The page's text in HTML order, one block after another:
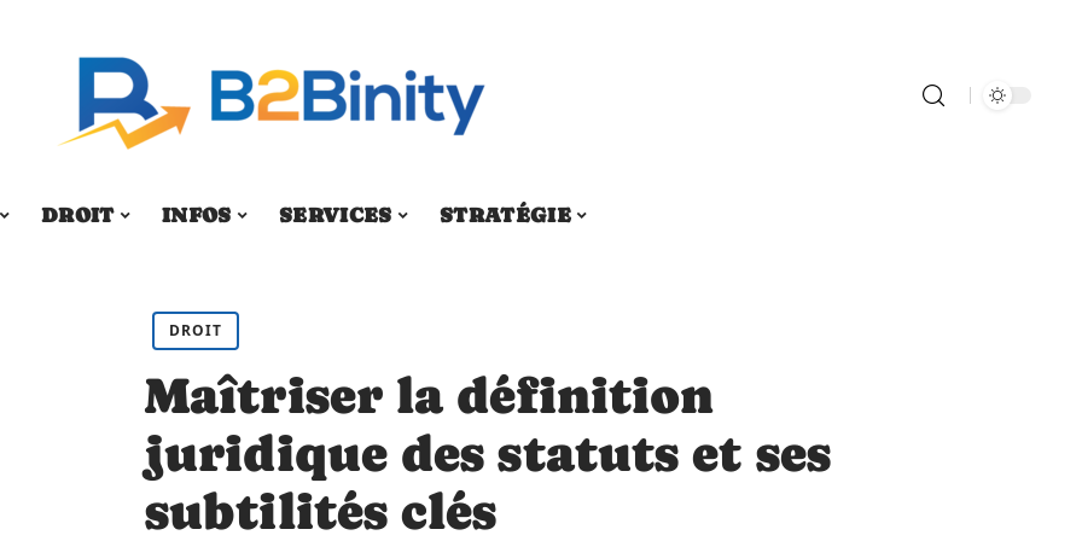
DROIT INFOS SERVICES STRATÉGIE
DROIT
Maîtriser la définition
juridique des statuts et ses
subtilités clés